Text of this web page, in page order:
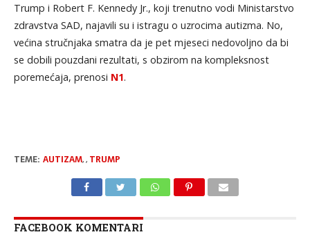
Trump i Robert F. Kennedy Jr., koji trenutno vodi Ministarstvo
zdravstva SAD, najavili su i istragu o uzrocima autizma. No,
većina stručnjaka smatra da je pet mjeseci nedovoljno da bi
se dobili pouzdani rezultati, s obzirom na kompleksnost
poremećaja, prenosi N1.
TEME: AUTIZAM,, TRUMP
FACEBOOK KOMENTARI